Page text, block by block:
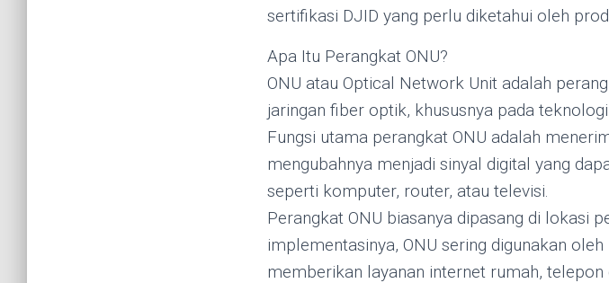
sertifikasi DJID yang perlu diketahui oleh
Apa Itu Perangkat ONU?
ONU atau Optical Network Unit adalah
jaringan fiber optik, khususnya pada
Fungsi utama perangkat ONU adalah
mengubahnya menjadi sinyal digital yang
seperti komputer, router, atau televisi.
Perangkat ONU biasanya dipasang di lokasi
implementasinya, ONU sering digunakan
memberikan layanan internet rumah, telepon